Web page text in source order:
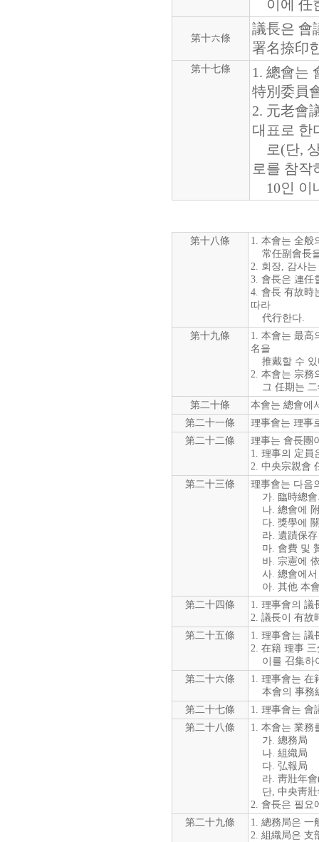
이에 任
第十六條
議長은 會
署名捺印
第十七條
1. 總會는
特別委員
2. 元老會
대표로 한
로(단,
로를 참작
10인 이
第十八條
1. 本會는 全般
常任副會長
2. 회장, 감사
3. 會長은 連任
4. 會長 有故時
따라
代行한다.
第十九條
1. 本會는 最高
名을
推戴할 수 있
2. 本會는 宗務
그 任期는 二
第二十條
本會는 總會에
第二十一條
理事會는 理事
第二十二條
理事는 會長團
1. 理事의 定員
2. 中央宗親會
第二十三條
理事會는 다음
가. 臨時總會
나. 總會에
다. 獎學에
라. 遺蹟保存
마. 會費 및
바. 宗憲에 依
사. 總會에서
아. 其他 本
第二十四條
1. 理事會의 議
2. 議長이 有故
第二十五條
1. 理事會는 議
2. 在籍 理事
이를 召集하
第二十六條
1. 理事會는 在
本會의 事務
第二十七條
1. 理事會는 會
第二十八條
1. 本會는 業務
가. 總務局
나. 組織局
다. 弘報局
라. 靑壯年會
단, 中央靑壯
2. 會長은 필요
第二十九條
1. 總務局은 一
2. 組織局은 支